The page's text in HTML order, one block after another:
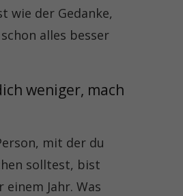
wie der Gedanke,
alles besser
weniger, mach
mit der du
solltest, bist
Jahr. Was